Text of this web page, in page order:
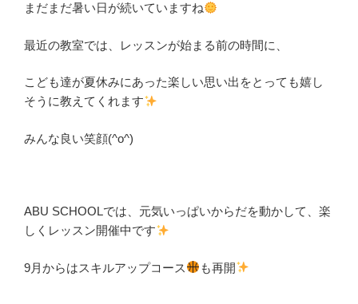
まだまだ暑い日が続いていますね
最近の教室では、レッスンが始まる前の時間に、
こども達が夏休みにあった楽しい思い出をとっても嬉し
そうに教えてくれます
みんな良い笑顔(^o^)
ABU SCHOOLでは、元気いっぱいからだを動かして、楽
しくレッスン開催中です
9月からはスキルアップコース も再開